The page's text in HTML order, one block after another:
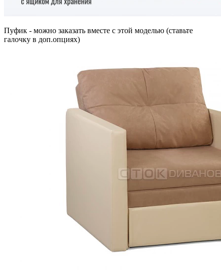
Пуфик - можно заказать вместе с этой моделью (ставьте
галочку в доп.опциях)